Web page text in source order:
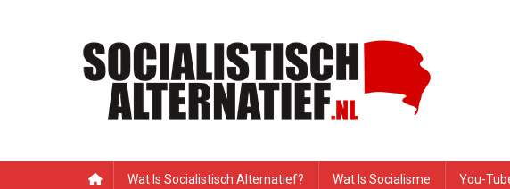
Wat Is Socialistisch Alternatief? Wat Is Socialisme You-